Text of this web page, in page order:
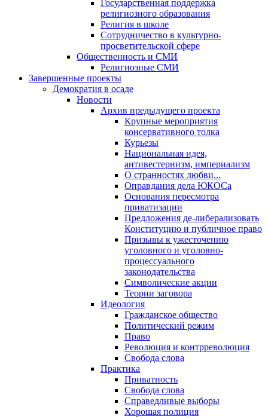
Государственная поддержка
религиозного образования
Религия в школе
Сотрудничество в культурно-
просветительской сфере
Общественность и СМИ
Религиозные СМИ
Завершенные проекты
Демократия в осаде
Новости
Архив предыдущего проекта
Крупные мероприятия
консервативного толка
Курьезы
Национальная идея,
антивестернизм, империализм
О странностях любви...
Оправдания дела ЮКОСа
Основания пересмотра
приватизации
Предложения де-либерализовать
Конституцию и публичное право
Призывы к ужесточению
уголовного и уголовно-
процессуального
законодательства
Символические акции
Теории заговора
Идеология
Гражданское общество
Политический режим
Право
Революция и контрреволюция
Свобода слова
Практика
Приватность
Свобода слова
Справедливые выборы
Хорошая полиция